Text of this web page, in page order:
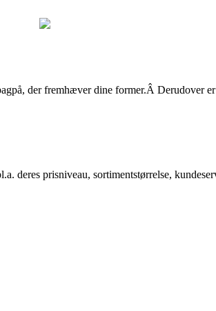
der fremhæver dine former.Â Derudover
deres prisniveau, sortimentstørrelse,